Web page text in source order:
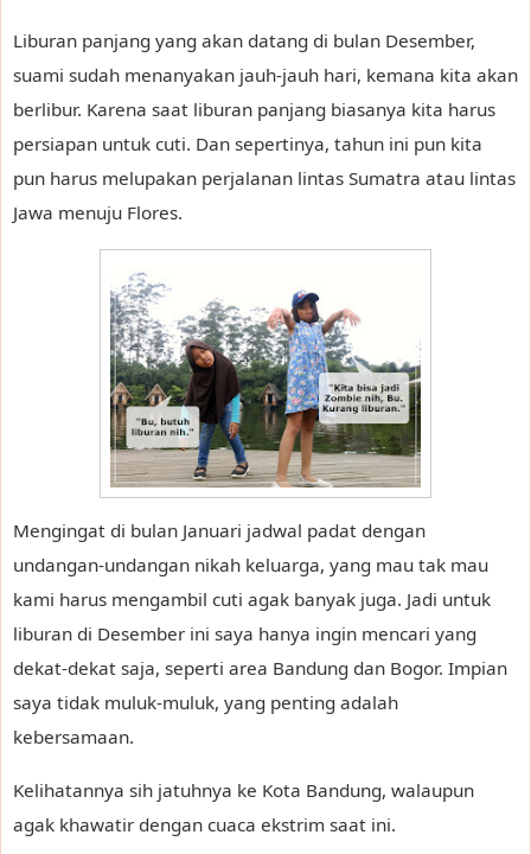
Liburan panjang yang akan datang di bulan Desember,
suami sudah menanyakan jauh-jauh hari, kemana kita akan
berlibur. Karena saat liburan panjang biasanya kita harus
persiapan untuk cuti. Dan sepertinya, tahun ini pun kita
pun harus melupakan perjalanan lintas Sumatra atau lintas
Jawa menuju Flores.
Mengingat di bulan Januari jadwal padat dengan
undangan-undangan nikah keluarga, yang mau tak mau
kami harus mengambil cuti agak banyak juga. Jadi untuk
liburan di Desember ini saya hanya ingin mencari yang
dekat-dekat saja, seperti area Bandung dan Bogor. Impian
saya tidak muluk-muluk, yang penting adalah
kebersamaan.
Kelihatannya sih jatuhnya ke Kota Bandung, walaupun
agak khawatir dengan cuaca ekstrim saat ini.